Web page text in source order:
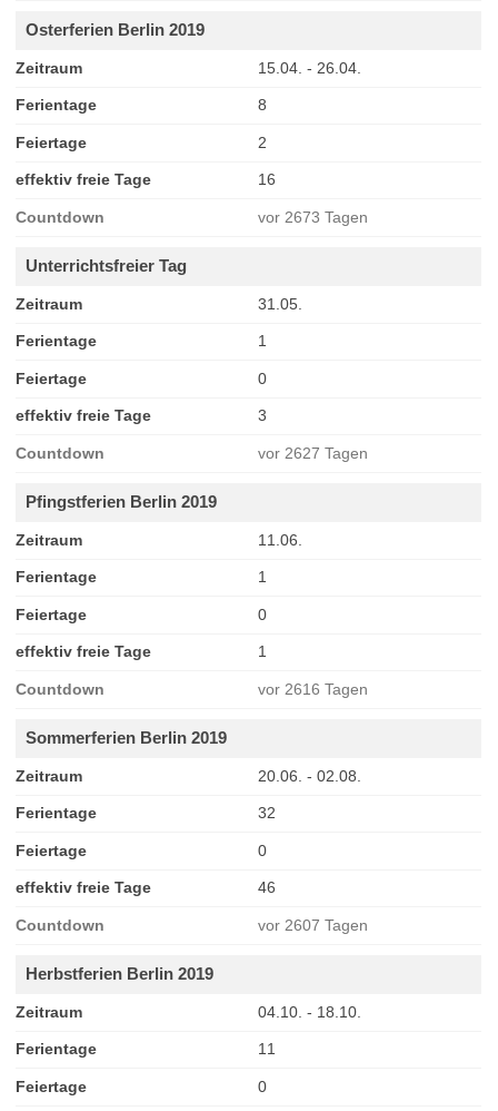
Osterferien Berlin 2019
Zeitraum 15.04. - 26.04.
Ferientage 8
Feiertage 2
effektiv freie Tage 16
Countdown vor 2673 Tagen
Unterrichtsfreier Tag
Zeitraum 31.05.
Ferientage 1
Feiertage 0
effektiv freie Tage 3
Countdown vor 2627 Tagen
Pfingstferien Berlin 2019
Zeitraum 11.06.
Ferientage 1
Feiertage 0
effektiv freie Tage 1
Countdown vor 2616 Tagen
Sommerferien Berlin 2019
Zeitraum 20.06. - 02.08.
Ferientage 32
Feiertage 0
effektiv freie Tage 46
Countdown vor 2607 Tagen
Herbstferien Berlin 2019
Zeitraum 04.10. - 18.10.
Ferientage 11
Feiertage 0